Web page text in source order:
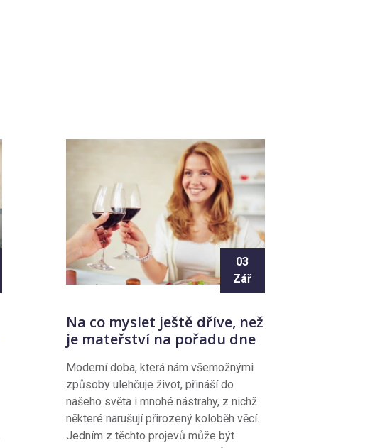
03
Zář
Na co myslet ještě dříve, než
je mateřství na pořadu dne
Moderní doba, která nám všemožnými
způsoby ulehčuje život, přináší do
našeho světa i mnohé nástrahy, z nichž
některé narušují přirozený koloběh věcí.
Jedním z těchto projevů může být